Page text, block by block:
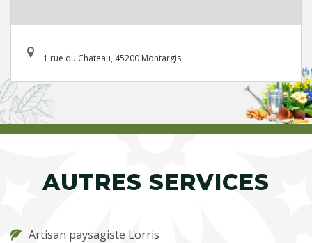
1 rue du Chateau, 45200 Montargis
AUTRES SERVICES
Artisan paysagiste Lorris